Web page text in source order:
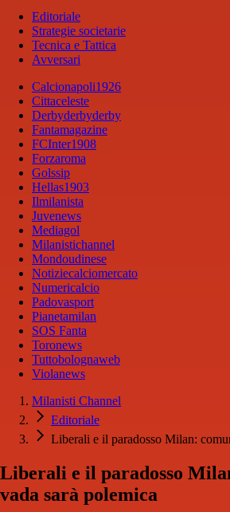
Editoriale
Strategie societarie
Tecnica e Tattica
Avversari
Calcionapoli1926
Cittaceleste
Derbyderbyderby
Fantamagazine
FCInter1908
Forzaroma
Golssip
Hellas1903
Ilmilanista
Juvenews
Mediagol
Milanistichannel
Mondoudinese
Notiziecalciomercato
Numericalcio
Padovasport
Pianetamilan
SOS Fanta
Toronews
Tuttobolognaweb
Violanews
Milanisti Channel
Editoriale
Liberali e il paradosso Milan:
Liberali e il paradosso
vada sarà polemica